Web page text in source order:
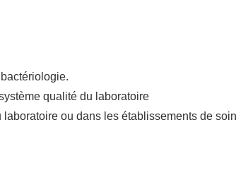
qualité du laboratoire
ou dans les établissements de